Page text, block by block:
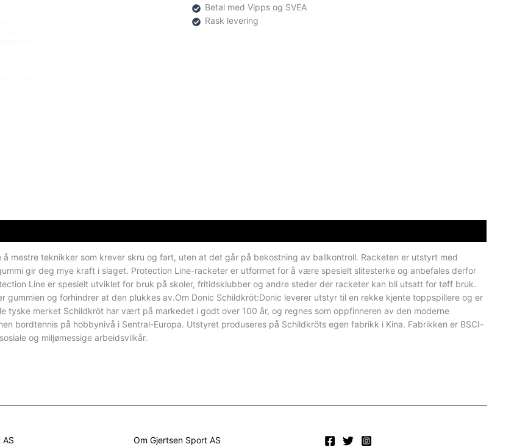
Betal med Vipps og SVEA
Rask levering
mestre teknikker som krever skru og fart, uten at det går på bekostning av ballkontroll. Racketen er utstyrt med
gir deg mye kraft i slaget. Protection Line-racketer er utformet for å være spesielt slitesterke og anbefales derfor
Line er spesielt utviklet for bruk på skoler, fritidsklubber og andre steder der racketer kan bli utsatt for tøff bruk.
og forhindrer at den plukkes av.Om Donic Schildkröt:Donic leverer utstyr til en rekke kjente toppspillere og er
tyske merket Schildkröt har vært på markedet i godt over 100 år, og regnes som oppfinneren av den moderne
bordtennis på hobbynivå i Sentral-Europa. Utstyret produseres på Schildkröts egen fabrikk i Kina. Fabrikken er BSCI-
og miljømessige arbeidsvilkår.
AS Om Gjertsen Sport AS